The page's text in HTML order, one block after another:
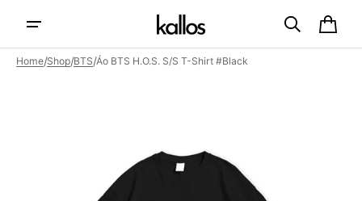
content
Cart
Home/Shop/BTS/Áo BTS H.O.S. S/S T-Shirt #Black